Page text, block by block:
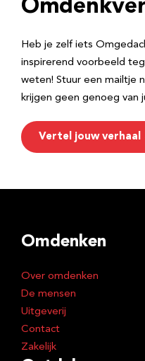
Heb je zelf iets
inspirerend voorbeeld
weten! Stuur een mailtje
krijgen geen genoeg van
Vertel jouw verhaal
Omdenken
Over omdenken
De mensen
Uitgeverij
Contact
Zakelijk